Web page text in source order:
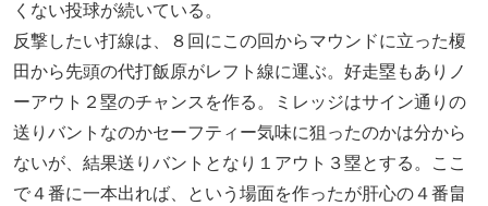
くない投球が続いている。
反撃したい打線は、８回にこの回からマウンドに立った榎
田から先頭の代打飯原がレフト線に運ぶ。好走塁もありノ
ーアウト２塁のチャンスを作る。ミレッジはサイン通りの
送りバントなのかセーフティー気味に狙ったのかは分から
ないが、結果送りバントとなり１アウト３塁とする。ここ
で４番に一本出れば、という場面を作ったが肝心の４番畠